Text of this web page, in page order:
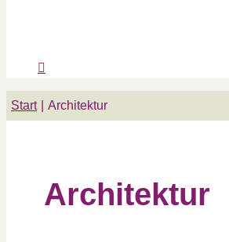
Start Architektur
Architektur